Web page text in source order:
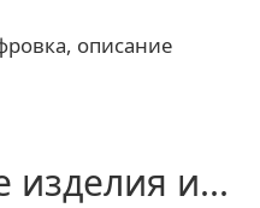
описание
и...